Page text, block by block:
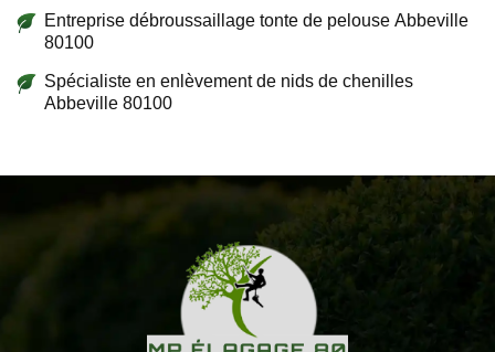
Entreprise débroussaillage tonte de pelouse Abbeville
80100
Spécialiste en enlèvement de nids de chenilles
Abbeville 80100